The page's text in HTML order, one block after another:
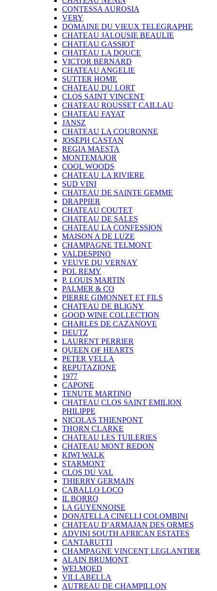
CONTESSA AUROSIA
VERY
DOMAINE DU VIEUX TELEGRAPHE
CHATEAU JALOUSIE BEAULIE
CHATEAU GASSIOT
CHATEAU LA DOUCE
VICTOR BERNARD
CHATEAU ANGELIE
SUTTER HOME
CHATEAU DU LORT
CLOS SAINT VINCENT
CHATEAU ROUSSET CAILLAU
CHATEAU FAYAT
JANSZ
CHATEAU LA COURONNE
JOSEPH CASTAN
REGIA MAESTA
MONTEMAJOR
COOL WOODS
CHATEAU LA RIVIERE
SUD VINI
CHATEAU DE SAINTE GEMME
DRAPPIER
CHATEAU COUTET
CHATEAU DE SALES
CHATEAU LA CONFESSION
MAISON A DE LUZE
CHAMPAGNE TELMONT
VALDESPINO
VEUVE DU VERNAY
POL REMY
P. LOUIS MARTIN
PALMER & CO
PIERRE GIMONNET ET FILS
CHATEAU DE BLIGNY
GOOD WINE COLLECTION
CHARLES DE CAZANOVE
DEUTZ
LAURENT PERRIER
QUEEN OF HEARTS
PETER VELLA
REPUTAZIONE
1977
CAPONE
TENUTE MARTINO
CHATEAU CLOS SAINT EMILION
PHILIPPE
NICOLAS THIENPONT
THORN CLARKE
CHATEAU LES TUILERIES
CHATEAU MONT REDON
KIWI WALK
STARMONT
CLOS DU VAL
THIERRY GERMAIN
CABALLO LOCO
IL BORRO
LA GUYENNOISE
DONATELLA CINELLI COLOMBINI
CHATEAU D’ARMAJAN DES ORMES
ADVINI SOUTH AFRICAN ESTATES
CANTARUTTI
CHAMPAGNE VINCENT LEGLANTIER
ALAIN BRUMONT
WELMOED
VILLABELLA
AUTREAU DE CHAMPILLON